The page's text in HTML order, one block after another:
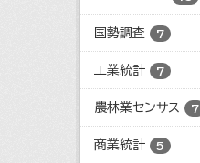
国勢調査 7
工業統計 7
農林業センサス 7
商業統計 5